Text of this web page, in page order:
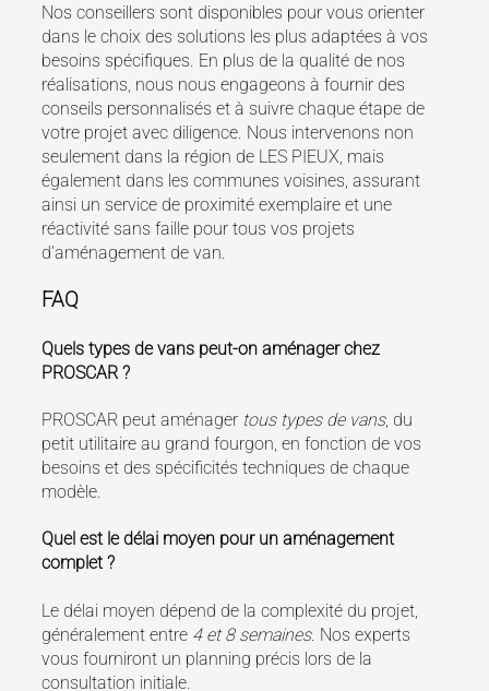
Nos conseillers sont disponibles pour vous orienter
dans le choix des solutions les plus adaptées à vos
besoins spécifiques. En plus de la qualité de nos
réalisations, nous nous engageons à fournir des
conseils personnalisés et à suivre chaque étape de
votre projet avec diligence. Nous intervenons non
seulement dans la région de LES PIEUX, mais
également dans les communes voisines, assurant
ainsi un service de proximité exemplaire et une
réactivité sans faille pour tous vos projets
d'aménagement de van.
FAQ
Quels types de vans peut-on aménager chez
PROSCAR ?
PROSCAR peut aménager tous types de vans, du
petit utilitaire au grand fourgon, en fonction de vos
besoins et des spécificités techniques de chaque
modèle.
Quel est le délai moyen pour un aménagement
complet ?
Le délai moyen dépend de la complexité du projet,
généralement entre 4 et 8 semaines. Nos experts
vous fourniront un planning précis lors de la
consultation initiale.